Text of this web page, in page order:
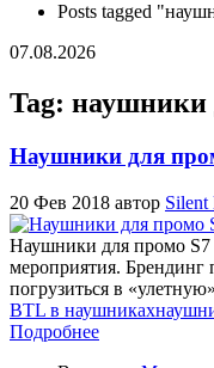
Posts tagged
07.08.2026
Tag: наушники
Наушники для
20 Фев 2018 автор Silent
Наушники для промо S7
мероприятия. Брендинг
погрузиться в
BTL в наушниках
Подробнее